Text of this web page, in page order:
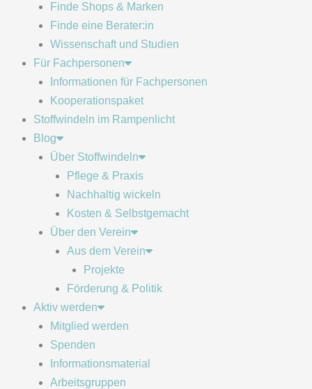
Finde Shops & Marken
Finde eine Berater:in
Wissenschaft und Studien
Für Fachpersonen
Informationen für Fachpersonen
Kooperationspaket
Stoffwindeln im Rampenlicht
Blog
Über Stoffwindeln
Pflege & Praxis
Nachhaltig wickeln
Kosten & Selbstgemacht
Über den Verein
Aus dem Verein
Projekte
Förderung & Politik
Aktiv werden
Mitglied werden
Spenden
Informationsmaterial
Arbeitsgruppen